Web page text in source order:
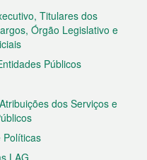
Titulares dos
Órgão Legislativo e
Públicos
dos Serviços e
Políticas
LAG